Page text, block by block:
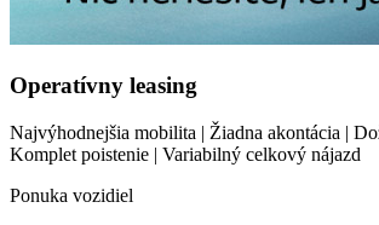
Operatívny leasing
Najvýhodnejšia mobilita | Žiadna akontácia |
Komplet poistenie | Variabilný celkový nájazd
Ponuka vozidiel